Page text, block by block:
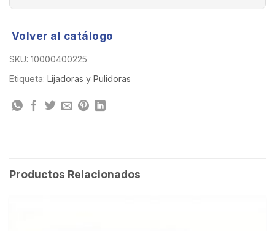
Volver al catálogo
SKU: 10000400225
Etiqueta: Lijadoras y Pulidoras
Productos Relacionados